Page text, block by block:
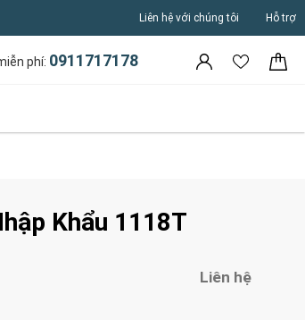
Liên hệ với chúng tôi Hỗ trợ
phí: 0911717178
Khẩu 1118T
Liên hệ